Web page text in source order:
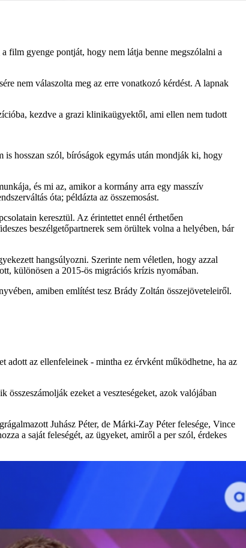
a film gyenge pontját, hogy nem látja benne megszólalni a
nem válaszolta meg az erre vonatkozó kérdést. A lapnak
kezdve a grazi klinikaügyektől, ami ellen nem tudott
hosszan szól, bíróságok egymás után mondják ki, hogy
és mi az, amikor a kormány arra egy masszív
óta; példázta az összemosást.
keresztül. Az érintettet ennél érthetően
beszélgetőpartnerek sem örültek volna a helyében, bár
hangsúlyozni. Szerinte nem véletlen, hogy azzal
különösen a 2015-ös migrációs krízis nyomában.
amiben említést tesz Brády Zoltán összejöveteleiről.
adott az ellenfeleinek - mintha ez érvként működhetne, ha az
ezeket a veszteségeket, azok valójában
Juhász Péter, de Márki-Zay Péter felesége, Vince
a saját feleségét, az ügyeket, amiről a per szól, érdekes